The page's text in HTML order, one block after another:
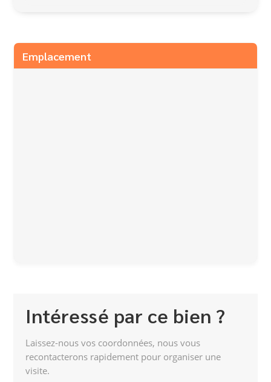
Emplacement
Intéressé par ce bien ?
Laissez-nous vos coordonnées, nous vous
recontacterons rapidement pour organiser une
visite.